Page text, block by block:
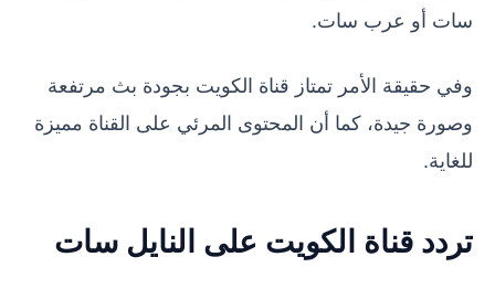
سات أو عرب سات.
وفي حقيقة الأمر تمتاز قناة الكويت بجودة بث مرتفعة
وصورة جيدة، كما أن المحتوى المرئي على القناة مميزة
للغاية.
تردد قناة الكويت على النايل سات